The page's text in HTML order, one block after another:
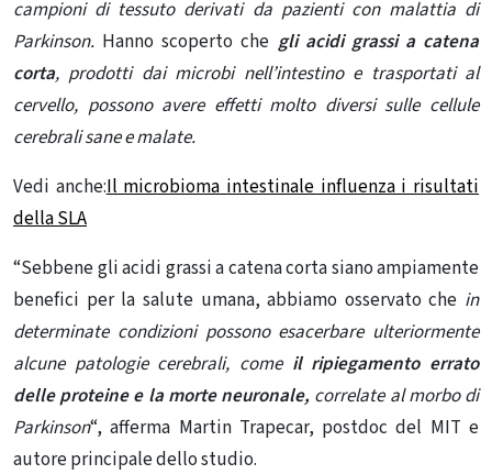
campioni di tessutoderivati ​​da pazienti con malattia di
Parkinson. Hanno scoperto che gli acidi grassi a catena
corta, prodotti dai microbi nell’intestino e trasportati al
cervello, possono avere effetti molto diversi sulle cellule
cerebrali sane e malate.
Vedi anche:Il microbioma intestinale influenza i risultati
della SLA
“Sebbene gli acidi grassi a catena corta siano ampiamente
benefici per la salute umana, abbiamo osservato che in
determinate condizioni possono esacerbare ulteriormente
alcune patologie cerebrali, comeil ripiegamento errato
delle proteine ​​e la morte neuronale, correlate al morbo di
Parkinson“, afferma Martin Trapecar, postdoc del MIT e
autore principale dello studio.